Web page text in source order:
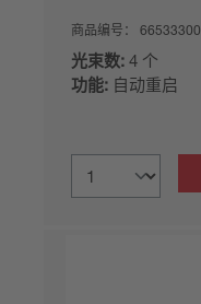
商品编号： 66533300
光束数: 4 个
功能: 自动重启